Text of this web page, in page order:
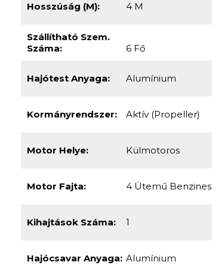
Hosszúság (m): 4 M
Szállítható Szem.
Száma:
6 Fő
Hajótest Anyaga: Alumínium
Kormányrendszer: Aktív (propeller)
Motor Helye: Külmotoros
Motor Fajta: 4 Ütemű Benzines
Kihajtások Száma: 1
Hajócsavar Anyaga: Alumínium